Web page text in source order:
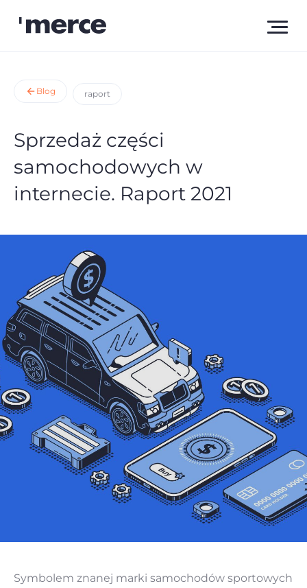
Blog raport
Sprzedaż części
samochodowych w
internecie. Raport 2021
Symbolem znanej marki samochodów sportowych